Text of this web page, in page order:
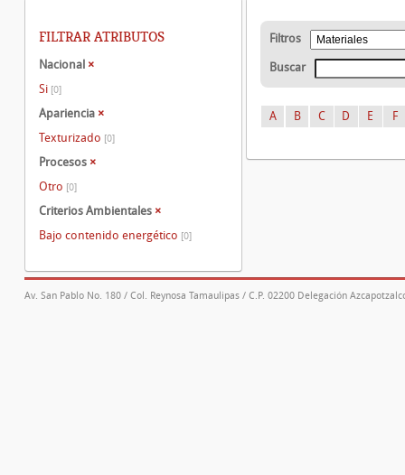
Filtros
Buscar
A B C D E F
FILTRAR ATRIBUTOS
Nacional ×
Si [0]
Apariencia ×
Texturizado [0]
Procesos ×
Otro [0]
Criterios Ambientales ×
Bajo contenido energético [0]
Av. San Pablo No. 180 / Col. Reynosa Tamaulipas / C.P. 02200 Delegación